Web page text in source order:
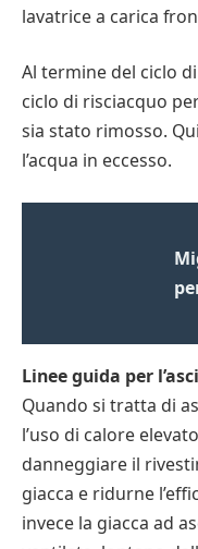
lavatrice a carica
Al termine del ciclo
ciclo di risciacquo
sia stato rimosso.
l’acqua in eccesso.
Linee guida per
Quando si tratta di
l’uso di calore
danneggiare il
giacca e ridurne
invece la giacca ad